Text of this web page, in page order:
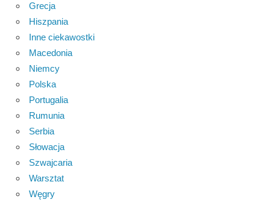
Grecja
Hiszpania
Inne ciekawostki
Macedonia
Niemcy
Polska
Portugalia
Rumunia
Serbia
Słowacja
Szwajcaria
Warsztat
Węgry